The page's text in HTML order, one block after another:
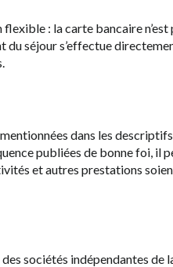
flexible : la carte bancaire
du séjour s’effectue
dans les
publiées de bonne foi, il
et autres prestations
sociétés indépendantes